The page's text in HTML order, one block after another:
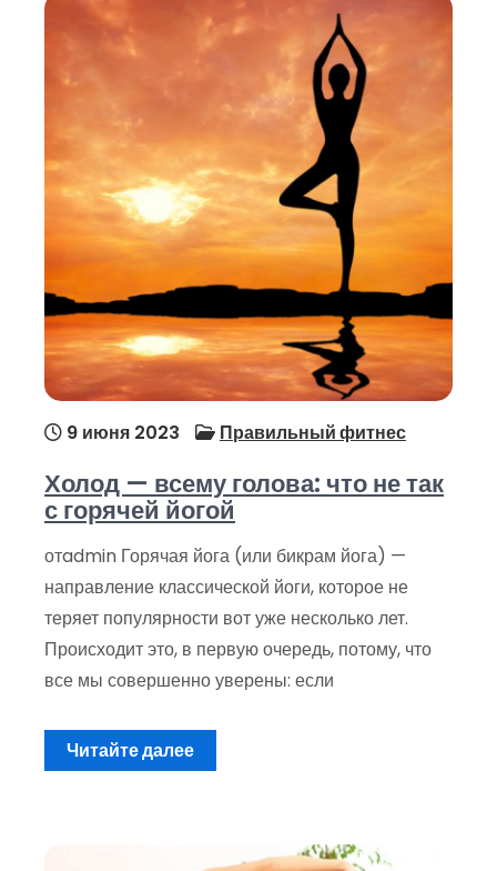
9 июня 2023 Правильный фитнес
Холод — всему голова: что не так
с горячей йогой
отadmin Горячая йога (или бикрам йога) —
направление классической йоги, которое не
теряет популярности вот уже несколько лет.
Происходит это, в первую очередь, потому, что
все мы совершенно уверены: если
Читайте далее